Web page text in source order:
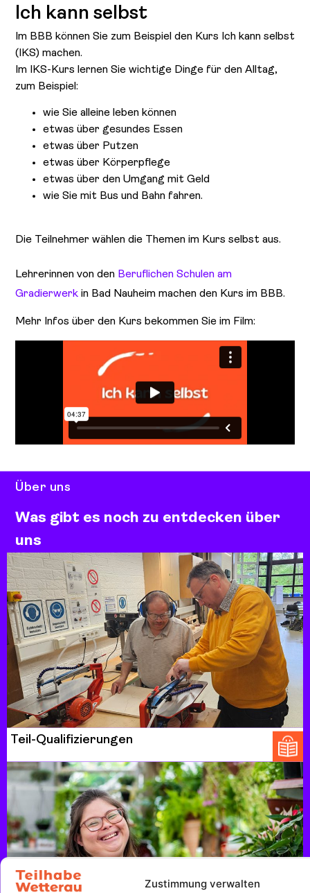
Zustimmung verwalten
Ich kann selbst
Im BBB können Sie zum Beispiel den Kurs Ich kann selbst
(IKS) machen.
Im IKS-Kurs lernen Sie wichtige Dinge für den Alltag,
zum Beispiel:
wie Sie alleine leben können
etwas über gesundes Essen
etwas über Putzen
etwas über Körperpflege
etwas über den Umgang mit Geld
wie Sie mit Bus und Bahn fahren.
Die Teilnehmer wählen die Themen im Kurs selbst aus.
Lehrerinnen von den Beruflichen Schulen am
Gradierwerk in Bad Nauheim machen den Kurs im BBB.
Mehr Infos über den Kurs bekommen Sie im Film:
Über uns
Was gibt es noch zu entdecken über
uns
Teil-Qualifizierungen